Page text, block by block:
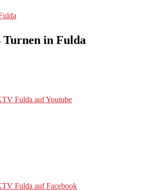
Turnen in Fulda